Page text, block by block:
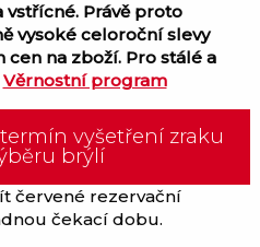
Právě proto
vysoké celoroční slevy
na zboží. Pro stálé a
Věrnostní program
vyšetření zraku
brýlí
červené rezervační
čekací dobu.